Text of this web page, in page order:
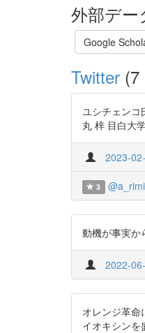
外部デー
Google
Twitter (7
ユシチェン
丸 梓 目白大
2023-
3
動機が事実か
2022-
オレンジ革
イオキシン